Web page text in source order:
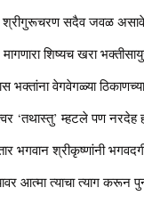
श्रीगुरूचरण सदैव जवळ
शिष्यच खरा
वेगवेगळ्या ठिकाणच्या
‘तथास्तु’ म्हटले पण नरदेह
भगवान श्रीकृष्णांनी
आत्मा त्याचा त्याग करून